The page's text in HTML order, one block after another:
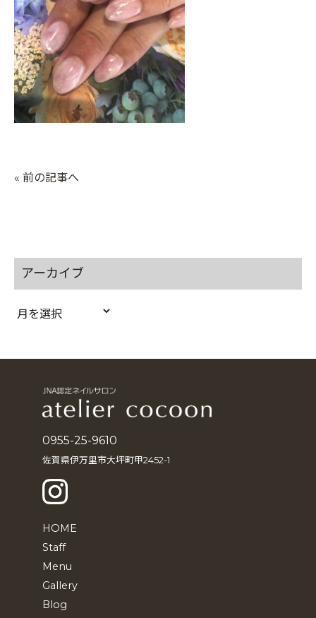
« 前の記事へ
アーカイブ
ア
0955-25-9610
佐賀県伊万里市大坪町甲2452-1
HOME
Staff
Menu
Gallery
Blog